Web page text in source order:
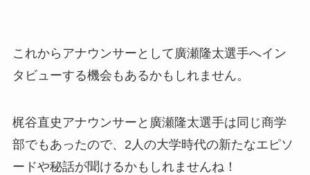
これからアナウンサーとして廣瀬隆太選手へイン
タビューする機会もあるかもしれません。
梶谷直史アナウンサーと廣瀬隆太選手は同じ商学
部でもあったので、2人の大学時代の新たなエピソ
ードや秘話が聞けるかもしれませんね！